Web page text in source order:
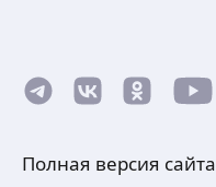
Полная версия сайта